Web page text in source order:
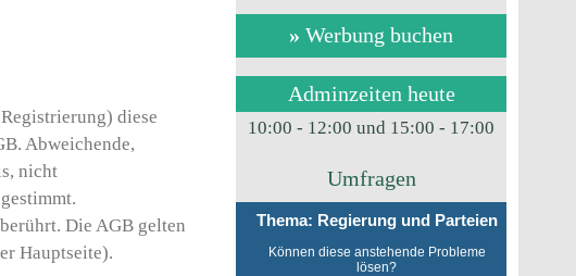
diese
Abweichende,
nicht
Die AGB gelten
Hauptseite).
» Werbung buchen
Adminzeiten heute
10:00 - 12:00 und 15:00 - 17:00
Umfragen
Thema: Regierung und Parteien
Können diese anstehende Probleme
lösen?